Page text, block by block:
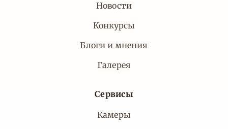
Новости
Конкурсы
Блоги и мнения
Галерея
Сервисы
Камеры